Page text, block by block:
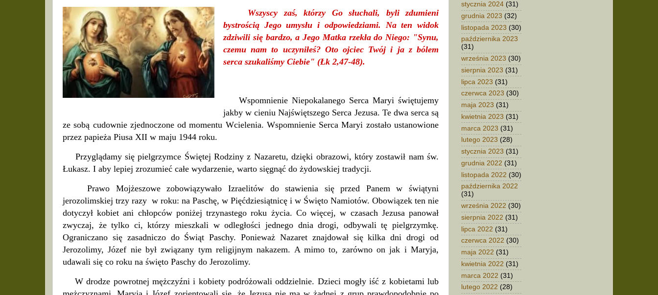
Wszyscy zaś, którzy Go słuchali, byli zdumieni
bystrością Jego umysłu i odpowiedziami. Na ten widok
zdziwili się bardzo, a Jego Matka rzekła do Niego: "Synu,
czemu nam to uczyniłeś? Oto ojciec Twój i ja z bólem
serca szukaliśmy Ciebie" (Łk 2,47-48).
Wspomnienie Niepokalanego Serca Maryi świętujemy
jakby w cieniu Najświętszego Serca Jezusa. Te dwa serca są
ze sobą cudownie zjednoczone od momentu Wcielenia. Wspomnienie Serca Maryi zostało ustanowione
przez papieża Piusa XII w maju 1944 roku.
Przyglądamy się pielgrzymce Świętej Rodziny z Nazaretu, dzięki obrazowi, który zostawił nam św.
Łukasz. I aby lepiej zrozumieć całe wydarzenie, warto sięgnąć do żydowskiej tradycji.
Prawo Mojżeszowe zobowiązywało Izraelitów do stawienia się przed Panem w świątyni
jerozolimskiej trzy razy w roku: na Paschę, w Pięćdziesiątnicę i w Święto Namiotów. Obowiązek ten nie
dotyczył kobiet ani chłopców poniżej trzynastego roku życia. Co więcej, w czasach Jezusa panował
zwyczaj, że tylko ci, którzy mieszkali w odległości jednego dnia drogi, odbywali tę pielgrzymkę.
Ograniczano się zasadniczo do Świąt Paschy. Ponieważ Nazaret znajdował się kilka dni drogi od
Jerozolimy, Józef nie był związany tym religijnym nakazem. A mimo to, zarówno on jak i Maryja,
udawali się co roku na święto Paschy do Jerozolimy.
W drodze powrotnej mężczyźni i kobiety podróżowali oddzielnie. Dzieci mogły iść z kobietami lub
stycznia 2024 (31)
grudnia 2023 (32)
listopada 2023 (30)
października 2023
(31)
września 2023 (30)
sierpnia 2023 (31)
lipca 2023 (31)
czerwca 2023 (30)
maja 2023 (31)
kwietnia 2023 (31)
marca 2023 (31)
lutego 2023 (28)
stycznia 2023 (31)
grudnia 2022 (31)
listopada 2022 (30)
października 2022
(31)
września 2022 (30)
sierpnia 2022 (31)
lipca 2022 (31)
czerwca 2022 (30)
maja 2022 (31)
kwietnia 2022 (31)
marca 2022 (31)
lutego 2022 (28)